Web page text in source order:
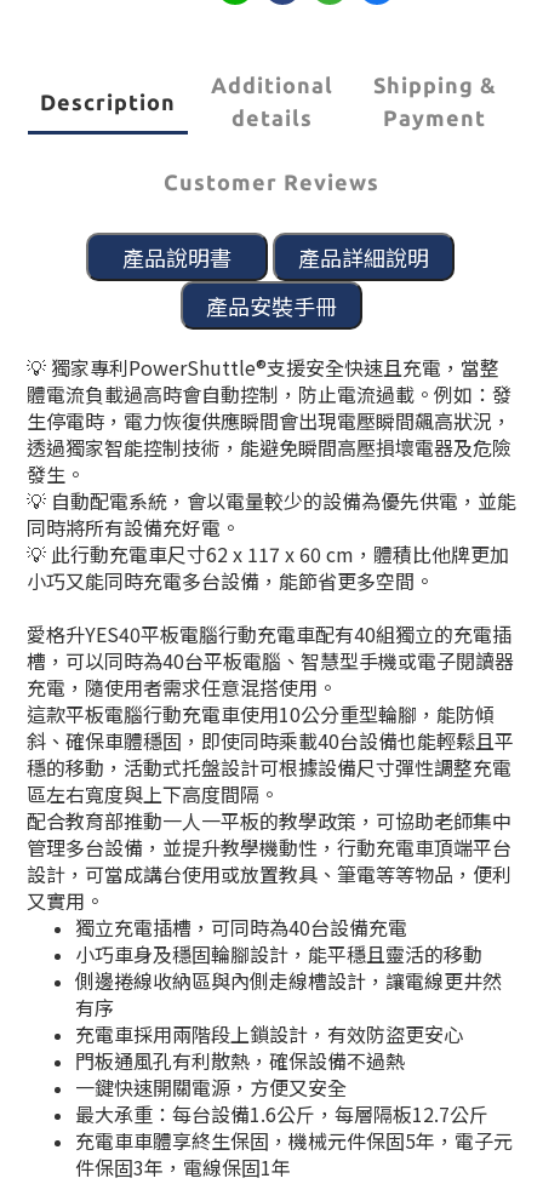
Description
Additional
details
Shipping &
Payment
Customer Reviews
💡 獨家專利PowerShuttle®支援安全快速且充電，當整
體電流負載過高時會自動控制，防止電流過載。例如：發
生停電時，電力恢復供應瞬間會出現電壓瞬間飆高狀況，
透過獨家智能控制技術，能避免瞬間高壓損壞電器及危險
發生。
💡 自動配電系統，會以電量較少的設備為優先供電，並能
同時將所有設備充好電。
💡 此行動充電車尺寸62 x 117 x 60 cm，體積比他牌更加
小巧又能同時充電多台設備，能節省更多空間。
愛格升YES40平板電腦行動充電車配有40組獨立的充電插
槽，可以同時為40台平板電腦、智慧型手機或電子閱讀器
充電，隨使用者需求任意混搭使用。
這款平板電腦行動充電車使用10公分重型輪腳，能防傾
斜、確保車體穩固，即使同時乘載40台設備也能輕鬆且平
穩的移動，活動式托盤設計可根據設備尺寸彈性調整充電
區左右寬度與上下高度間隔。
配合教育部推動一人一平板的教學政策，可協助老師集中
管理多台設備，並提升教學機動性，行動充電車頂端平台
設計，可當成講台使用或放置教具、筆電等等物品，便利
又實用。
獨立充電插槽，可同時為40台設備充電
小巧車身及穩固輪腳設計，能平穩且靈活的移動
側邊捲線收納區與內側走線槽設計，讓電線更井然
有序
充電車採用兩階段上鎖設計，有效防盜更安心
門板通風孔有利散熱，確保設備不過熱
一鍵快速開關電源，方便又安全
最大承重：每台設備1.6公斤，每層隔板12.7公斤
充電車車體享終生保固，機械元件保固5年，電子元
件保固3年，電線保固1年